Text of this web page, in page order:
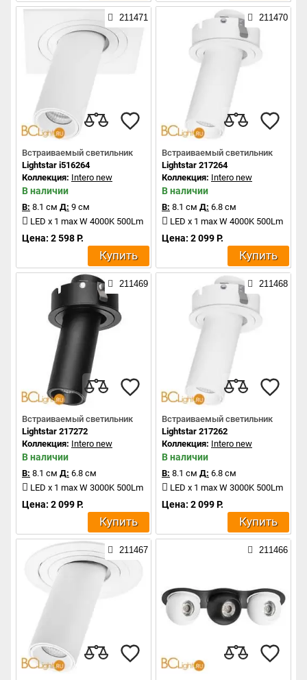
211471
Встраиваемый светильник
Lightstar i516264
Коллекция: Intero new
В наличии
В: 8.1 см Д: 9 см
LED x 1 max W 4000K 500Lm
Цена: 2 598 Р.
Купить
211470
Встраиваемый светильник
Lightstar 217264
Коллекция: Intero new
В наличии
В: 8.1 см Д: 6.8 см
LED x 1 max W 4000K 500Lm
Цена: 2 099 Р.
Купить
211469
Встраиваемый светильник
Lightstar 217272
Коллекция: Intero new
В наличии
В: 8.1 см Д: 6.8 см
LED x 1 max W 3000K 500Lm
Цена: 2 099 Р.
Купить
211468
Встраиваемый светильник
Lightstar 217262
Коллекция: Intero new
В наличии
В: 8.1 см Д: 6.8 см
LED x 1 max W 3000K 500Lm
Цена: 2 099 Р.
Купить
211467 211466